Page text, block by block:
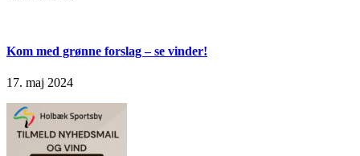
Kom med grønne forslag – se vinder!
17. maj 2024